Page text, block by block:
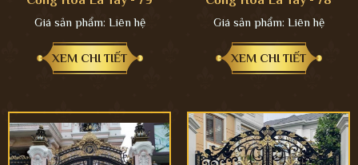
Giá sản phẩm: Liên hệ
XEM CHI TIẾT
Giá sản phẩm: Liên hệ
XEM CHI TIẾT